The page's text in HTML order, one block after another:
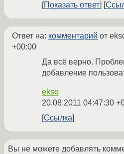
Показать ответ
Ответ на: комментарий от
+00:00
Да всё верно.
добавление
ekso
20.08.2011 04:47:30
Ссылка
Вы не можете добавлять